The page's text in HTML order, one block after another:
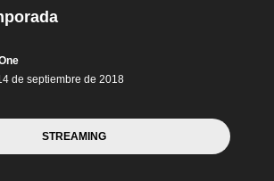
de septiembre de 2018
STREAMING